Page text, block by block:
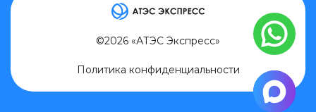
©2026 «АТЭС Экспресс»
Политика конфиденциальности